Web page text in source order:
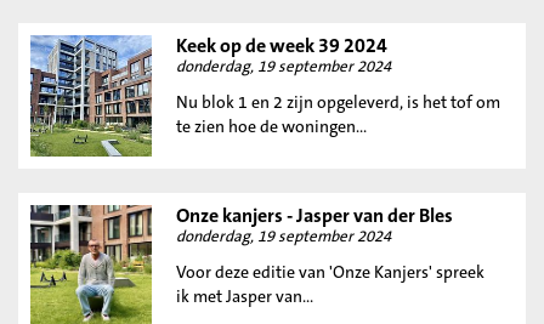
Keek op de week 39 2024
donderdag, 19 september 2024
Nu blok 1 en 2 zijn opgeleverd, is het tof om
te zien hoe de woningen...
Onze kanjers - Jasper van der Bles
donderdag, 19 september 2024
Voor deze editie van 'Onze Kanjers' spreek
ik met Jasper van...